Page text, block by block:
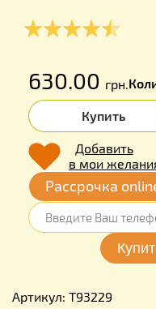
630.00 грн.
Купить
Добавить
в мои
Рассрочка
Артикул: Т93229